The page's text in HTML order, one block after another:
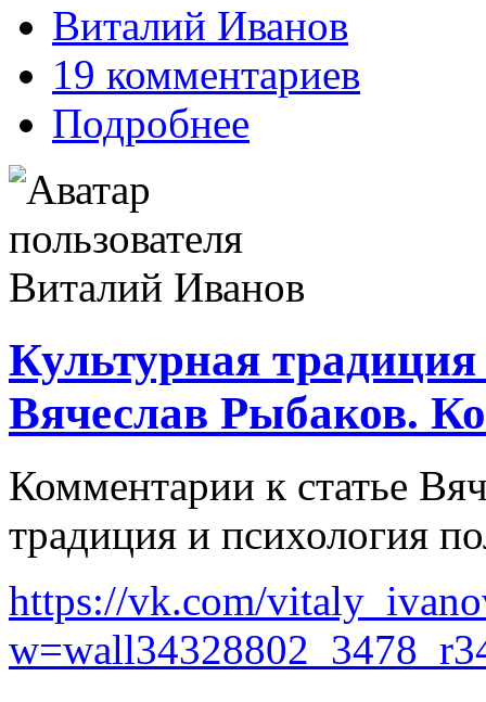
Виталий Иванов
19 комментариев
Подробнее
Культурная
Вячеслав Рыбаков.
Комментарии к статье
традиция и психология
https://vk.com/